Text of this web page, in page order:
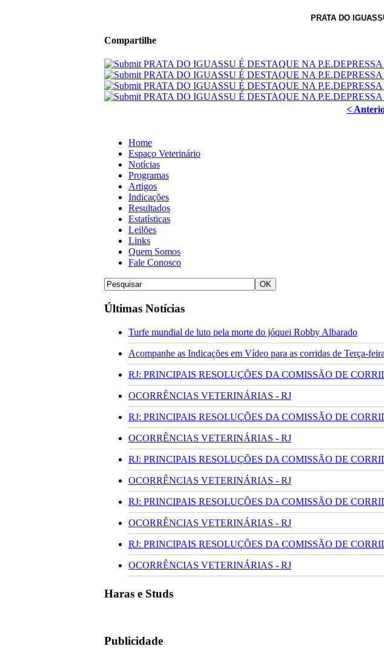
PRATA DO
Compartilhe
<
Home
Espaço Veterinário
Notícias
Programas
Artigos
Indicações
Resultados
Estatísticas
Leilões
Links
Quem Somos
Fale Conosco
Últimas Notícias
Turfe mundial de luto pela morte do jóquei Robby Albarado
Acompanhe as Indicações em Vídeo para as corridas de Terça-
RJ: PRINCIPAIS RESOLUÇÕES DA COMISSÃO DE
OCORRÊNCIAS VETERINÁRIAS - RJ
RJ: PRINCIPAIS RESOLUÇÕES DA COMISSÃO DE
OCORRÊNCIAS VETERINÁRIAS - RJ
RJ: PRINCIPAIS RESOLUÇÕES DA COMISSÃO DE
OCORRÊNCIAS VETERINÁRIAS - RJ
RJ: PRINCIPAIS RESOLUÇÕES DA COMISSÃO DE
OCORRÊNCIAS VETERINÁRIAS - RJ
RJ: PRINCIPAIS RESOLUÇÕES DA COMISSÃO DE
OCORRÊNCIAS VETERINÁRIAS - RJ
Haras e Studs
Publicidade